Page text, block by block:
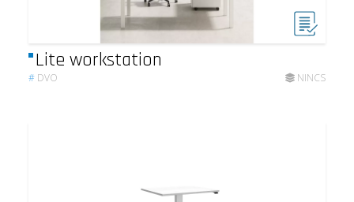
Lite workstation
# DVO NINCS